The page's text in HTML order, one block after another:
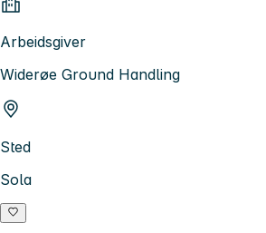
Arbeidsgiver
Widerøe Ground Handling
Sted
Sola